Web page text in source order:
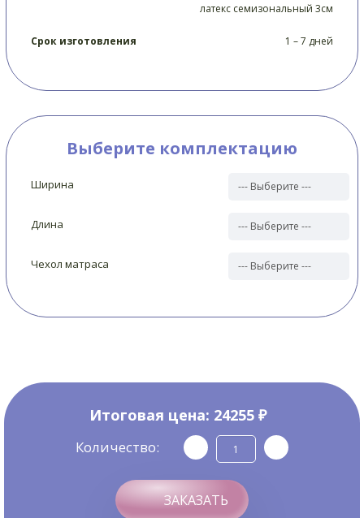
латекс семизональный 3см
Срок изготовления 1 – 7 дней
Выберите комплектацию
Ширина
Длина
Чехол матраса
Итоговая цена: 24255 ₽
Количество:
ЗАКАЗАТЬ